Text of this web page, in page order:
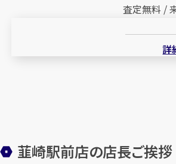
査定無料 /
詳
韮崎駅前店の店長ご挨拶